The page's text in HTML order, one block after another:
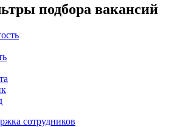
подбора вакансий
сотрудников